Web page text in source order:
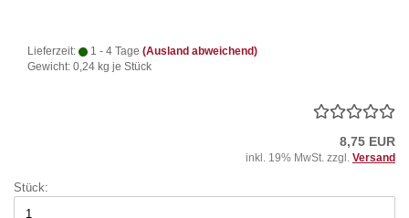
Lieferzeit: 1 - 4 Tage (Ausland abweichend)
Gewicht: 0,24 kg je Stück
8,75 EUR
inkl. 19% MwSt. zzgl. Versand
Stück: